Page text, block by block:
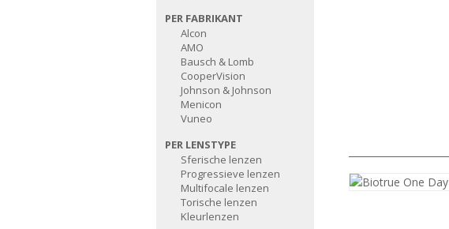
PER FABRIKANT
Alcon
AMO
Bausch & Lomb
CooperVision
Johnson & Johnson
Menicon
Vuneo
PER LENSTYPE
Sferische lenzen
Progressieve lenzen
Multifocale lenzen
Torische lenzen
Kleurlenzen